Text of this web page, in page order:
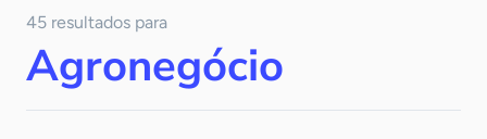
Notícias
45 resultados para
Agronegócio